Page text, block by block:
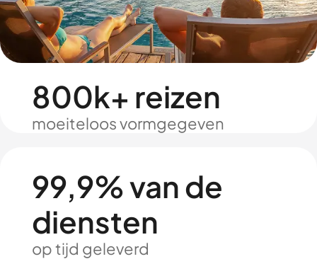
800k+ reizen
moeiteloos vormgegeven
99,9% van de
diensten
op tijd geleverd